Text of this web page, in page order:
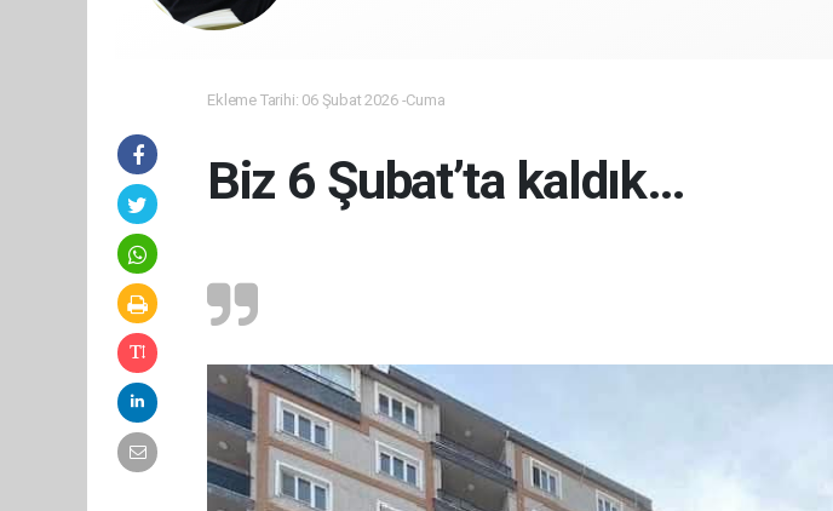
Ekleme Tarihi: 06 Şubat 2026 -Cuma
Biz 6 Şubat’ta kaldık…